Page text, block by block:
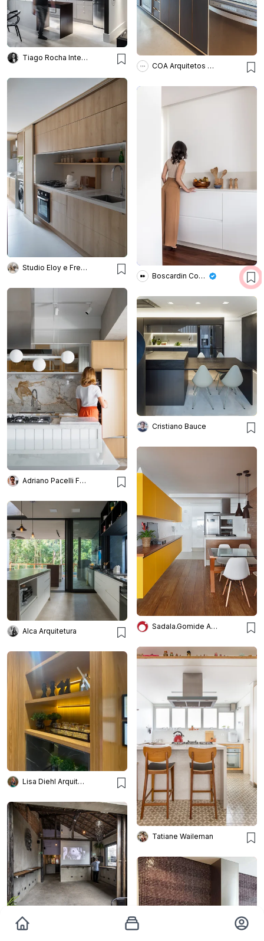
COA Arquitetos Associados
Tiago Rocha Interiores
Studio Eloy e Freitas Arquitetura
Boscardin Corsi Arquitetura
Adriano Pacelli Fotografia de Arquitetura
Cristiano Bauce
Sadala.Gomide Arquitetura
Alca Arquitetura
Tatiane Waileman
Lisa Diehl Arquitetos
Lcac Arquitetura